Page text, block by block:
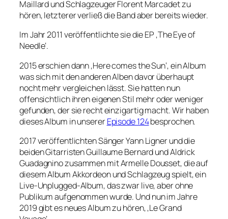
Maillard und Schlagzeuger Florent Marcadet zu
hören, letzterer verließ die Band aber bereits wieder.
Im Jahr 2011 veröffentlichte sie die EP ‚The Eye of
Needle‘.
2015 erschien dann ‚Here comes the Sun‘, ein Album
was sich mit den anderen Alben davor überhaupt
nocht mehr vergleichen lässt. Sie hatten nun
offensichtlich ihren eigenen Stil mehr oder weniger
gefunden, der sie recht einzigartig macht. Wir haben
dieses Album in unsererEpisode 124besprochen.
2017 veröffentlichten Sänger Yann Ligner und die
beiden Gitarristen Guillaume Bernard und Aldrick
Guadagnino zusammen mit Armelle Dousset, die auf
diesem Album Akkordeon und Schlagzeug spielt, ein
Live-Unplugged-Album, das zwar live, aber ohne
Publikum aufgenommen wurde. Und nun im Jahre
2019 gibt es neues Album zu hören, ‚Le Grand